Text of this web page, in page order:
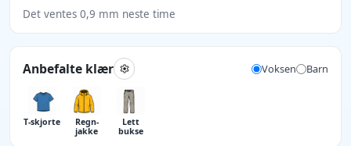
Det ventes 0,9 mm neste time
Anbefalte klær Voksen Barn
T-skjorte
Regn­
jakke
Lett
bukse